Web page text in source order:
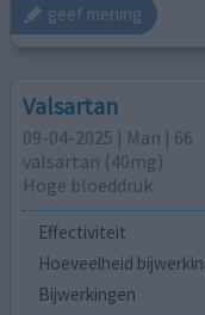
geef mening
Valsartan
09-04-2025 | Man | 66
valsartan (40mg)
Hoge bloeddruk
Effectiviteit
Hoeveelheid
Bijwerkingen